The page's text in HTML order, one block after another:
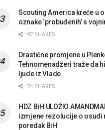
Scouting America kreće u
oznake ‘probuđenih’ s
97 SHARES
Drastične promjene u
Tehnomenadžeri traže da
ljude iz Vlade
74 SHARES
HDZ BiH ULOŽIO
izmjene rezolucije o osudi
poredak BiH